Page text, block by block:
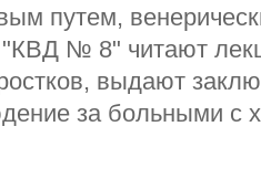
путем,
№ 8" читают
выдают
за больными с